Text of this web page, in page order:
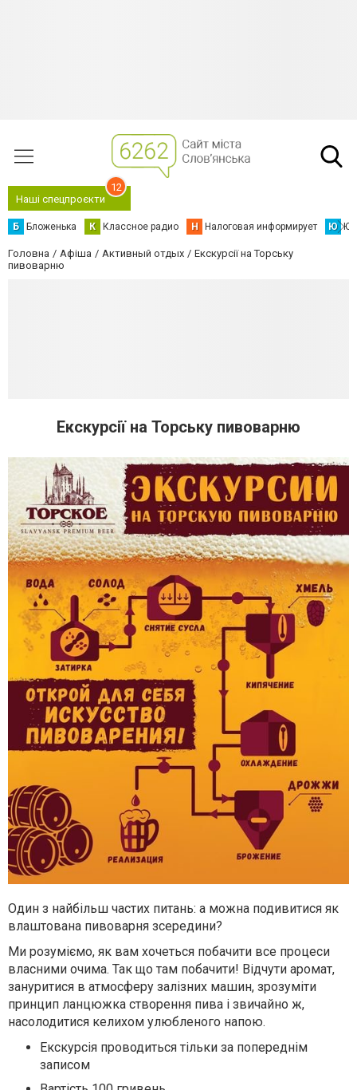
Наші спецпроєкти
12
Б Бложенька К Классное радио Н Налоговая информирует Ю
Головна Афіша Активный отдых
Екскурсії на Торську
пивоварню
Екскурсії на Торську пивоварню
Один з найбільш частих питань: а можна подивитися як
влаштована пивоварня зсередини?
Ми розуміємо, як вам хочеться побачити все процеси
власними очима. Так що там побачити! Відчути аромат,
зануритися в атмосферу залізних машин, зрозуміти
принцип ланцюжка створення пива і звичайно ж,
насолодитися келихом улюбленого напою.
Екскурсія проводиться тільки за попереднім
записом